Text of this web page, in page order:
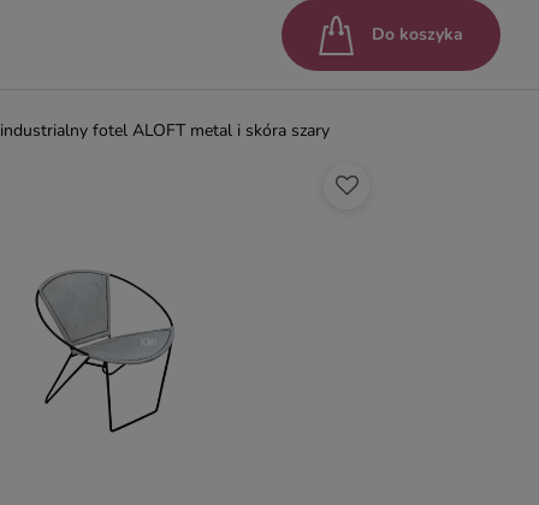
Do koszyka
industrialny fotel ALOFT metal i skóra szary